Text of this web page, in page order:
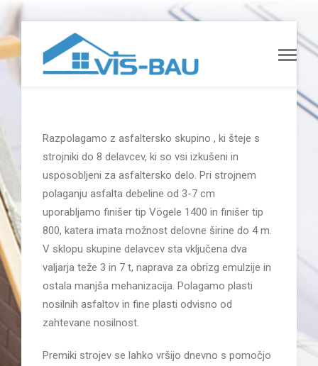
Razpolagamo z asfaltersko skupino , ki šteje s
strojniki do 8 delavcev, ki so vsi izkušeni in
usposobljeni za asfaltersko delo. Pri strojnem
polaganju asfalta debeline od 3-7 cm
uporabljamo finišer tip Vögele 1400 in finišer tip
800, katera imata možnost delovne širine do 4 m.
V sklopu skupine delavcev sta vključena dva
valjarja teže 3 in 7 t, naprava za obrizg emulzije in
ostala manjša mehanizacija. Polagamo plasti
nosilnih asfaltov in fine plasti odvisno od
zahtevane nosilnost.
Premiki strojev se lahko vršijo dnevno s pomočjo